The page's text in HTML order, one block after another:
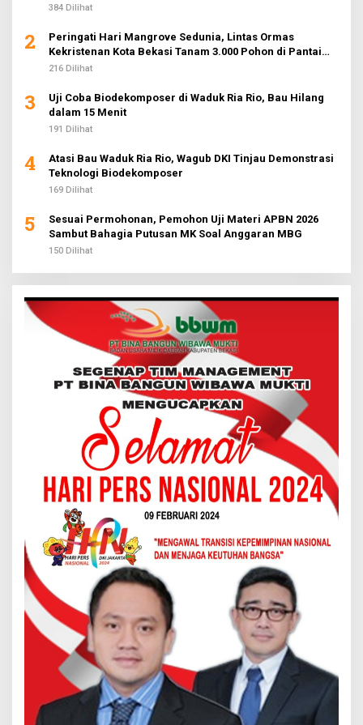
384 Dilihat
2
Peringati Hari Mangrove Sedunia, Lintas Ormas
Kekristenan Kota Bekasi Tanam 3.000 Pohon di Pantai
Sederhana
216 Dilihat
3
Uji Coba Biodekomposer di Waduk Ria Rio, Bau Hilang
dalam 15 Menit
191 Dilihat
4
Atasi Bau Waduk Ria Rio, Wagub DKI Tinjau Demonstrasi
Teknologi Biodekomposer
169 Dilihat
5
Sesuai Permohonan, Pemohon Uji Materi APBN 2026
Sambut Bahagia Putusan MK Soal Anggaran MBG
150 Dilihat